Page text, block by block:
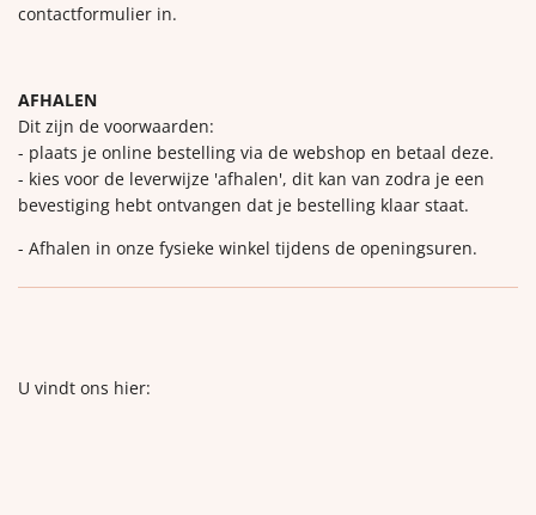
contactformulier in.
AFHALEN
Dit zijn de voorwaarden:
- plaats je online bestelling via de webshop en betaal deze.
- kies voor de leverwijze 'afhalen', dit kan van zodra je een
bevestiging hebt ontvangen dat je bestelling klaar staat.
- Afhalen in onze fysieke winkel tijdens de openingsuren.
U vindt ons hier: